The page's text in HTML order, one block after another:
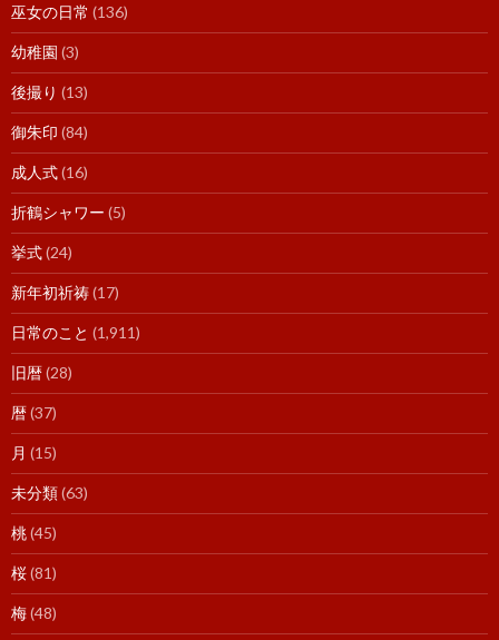
巫女の日常 (136)
幼稚園 (3)
後撮り (13)
御朱印 (84)
成人式(16)
折鶴シャワー (5)
挙式(24)
新年初祈祷(17)
日常のこと (1,911)
旧暦(28)
暦(37)
月 (15)
未分類(63)
桃(45)
桜(81)
梅(48)